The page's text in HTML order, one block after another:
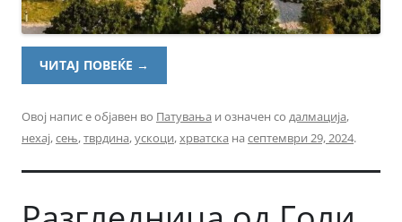
ЧИТАЈ ПОВЕЌЕ →
Овој напис е објавен во Патувања и означен со далмација,
нехај,сењ,тврдина,ускоци,хрватска на септември 29, 2024.